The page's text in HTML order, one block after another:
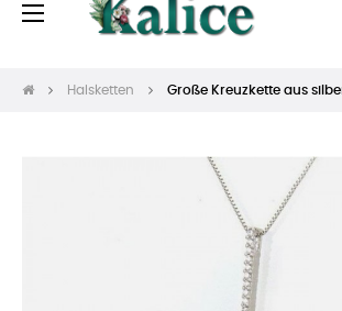
Umschalten
☰
Halsketten Große Kreuzkette aus